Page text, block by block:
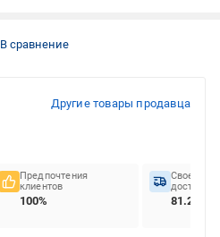
В сравнение
Другие товары продавца
Предпочтения
клиентов
100%
доставок
81.28%